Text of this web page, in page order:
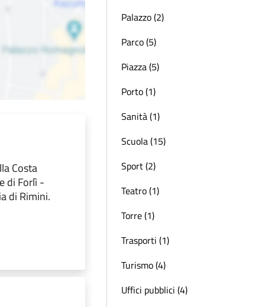
Costa
di Forlì -
di Rimini.
Palazzo (2)
Parco (5)
Piazza (5)
Porto (1)
Sanità (1)
Scuola (15)
Sport (2)
Teatro (1)
Torre (1)
Trasporti (1)
Turismo (4)
Uffici pubblici (4)